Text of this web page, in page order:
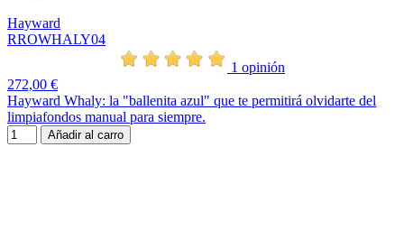
Hayward
RROWHALY04
1 opinión
272,00 €
Hayward Whaly: la "ballenita azul" que te permitirá olvidarte del
limpiafondos manual para siempre.
Añadir al carro